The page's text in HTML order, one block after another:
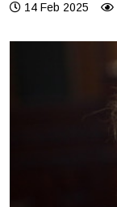
14 Feb 2025